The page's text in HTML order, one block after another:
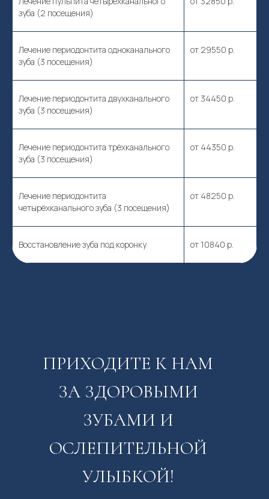
зуба (2 посещения)
Лечение периодонтита одноканального
зуба (3 посещения)
от 29550 р.
Лечение периодонтита двухканального
зуба (3 посещения)
от 34450 р.
Лечение периодонтита трёхканального
зуба (3 посещения)
от 44350 р.
Лечение периодонтита
четырёхканального зуба (3 посещения)
от 48250 р.
Восстановление зуба под коронку от 10840 р.
ПРИХОДИТЕ К НАМ
ЗА ЗДОРОВЫМИ
ЗУБАМИ И
ОСЛЕПИТЕЛЬНОЙ
УЛЫБКОЙ!